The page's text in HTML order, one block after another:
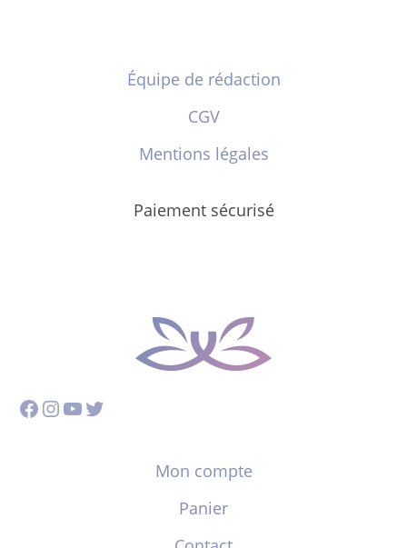
Équipe de rédaction
CGV
Mentions légales
Paiement sécurisé
Facebook
Instagram
YouTube
Twitter
Mon compte
Panier